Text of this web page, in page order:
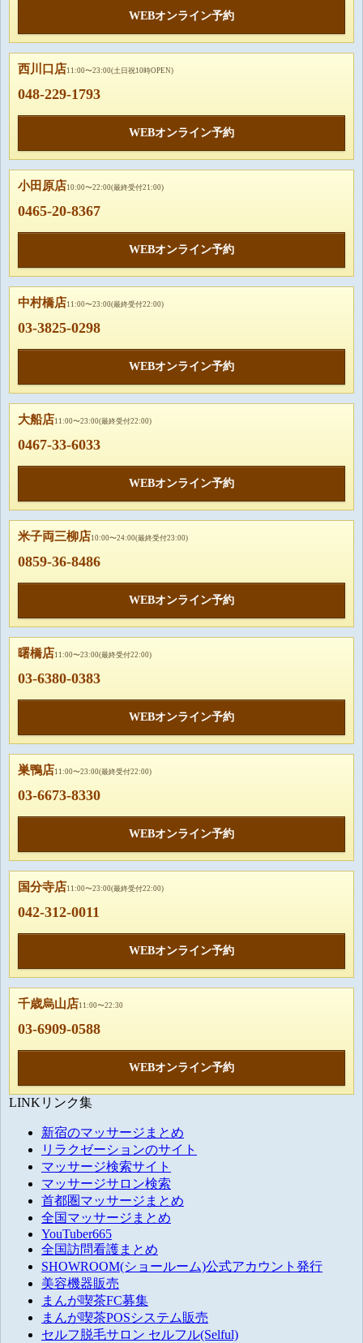
WEBオンライン予約
西川口店11:00〜23:00(土日祝10時OPEN)
048-229-1793
WEBオンライン予約
小田原店10:00〜22:00(最終受付21:00)
0465-20-8367
WEBオンライン予約
中村橋店11:00〜23:00(最終受付22:00)
03-3825-0298
WEBオンライン予約
大船店11:00〜23:00(最終受付22:00)
0467-33-6033
WEBオンライン予約
米子両三柳店10:00〜24:00(最終受付23:00)
0859-36-8486
WEBオンライン予約
曙橋店11:00〜23:00(最終受付22:00)
03-6380-0383
WEBオンライン予約
巣鴨店11:00〜23:00(最終受付22:00)
03-6673-8330
WEBオンライン予約
国分寺店11:00〜23:00(最終受付22:00)
042-312-0011
WEBオンライン予約
千歳烏山店11:00〜22:30
03-6909-0588
WEBオンライン予約
LINKリンク集
新宿のマッサージまとめ
リラクゼーションのサイト
マッサージ検索サイト
マッサージサロン検索
首都圏マッサージまとめ
全国マッサージまとめ
YouTuber665
全国訪問看護まとめ
SHOWROOM(ショールーム)公式アカウント発行
美容機器販売
まんが喫茶FC募集
まんが喫茶POSシステム販売
セルフ脱毛サロン セルフル(Selful)